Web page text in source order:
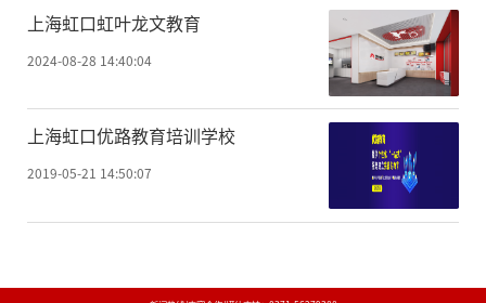
上海虹口虹叶龙文教育
2024-08-28 14:40:04
上海虹口优路教育培训学校
2019-05-21 14:50:07